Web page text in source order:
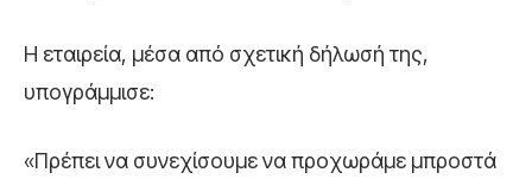
Η εταιρεία, μέσα από σχετική δήλωσή της,
υπογράμμισε:
«Πρέπει να συνεχίσουμε να προχωράμε μπροστά